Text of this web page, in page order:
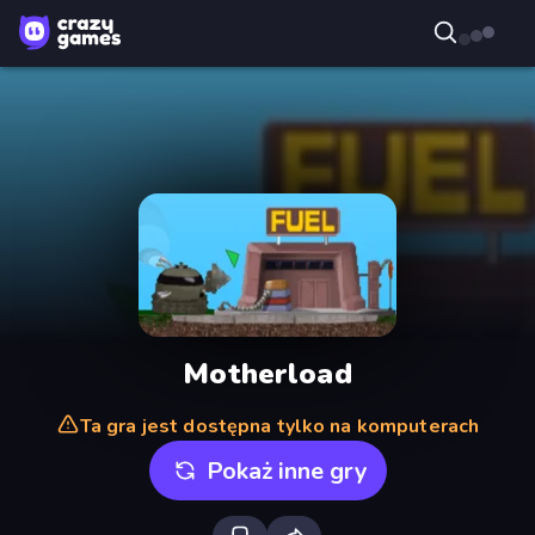
Motherload
Ta gra jest dostępna tylko na komputerach
Pokaż inne gry